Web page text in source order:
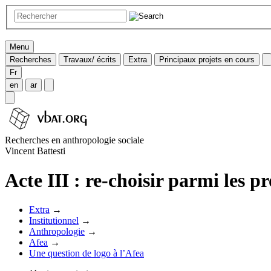
Menu
Recherches
Travaux/ écrits Extra
Principaux projets en cours
Fr
en
ar
Recherches en anthropologie sociale
Vincent Battesti
Acte III : re-choisir parmi les
Extra →
Institutionnel →
Anthropologie →
Afea →
Une question de logo à l’Afea